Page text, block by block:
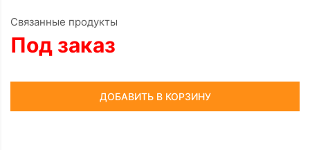
Связанные продукты
Под заказ
ДОБАВИТЬ В КОРЗИНУ